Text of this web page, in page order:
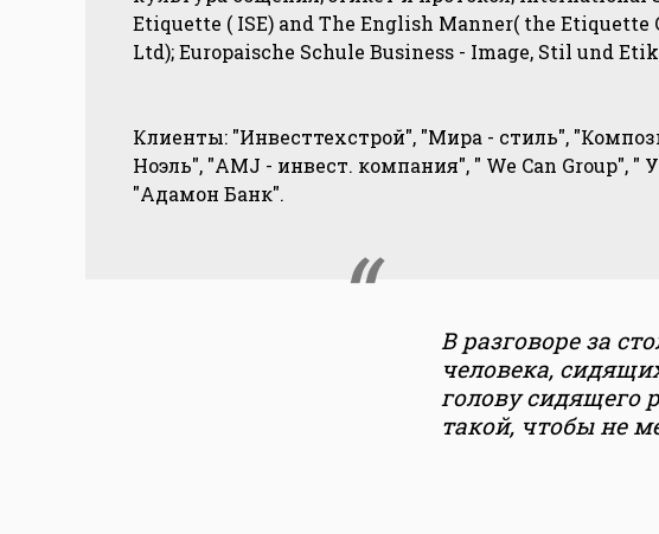
Etiquette ( ISE) and The English Manner( the Etiquette
Ltd); Europaische Schule Business - Image, Stil und
Клиенты: "Инвесттехстрой", "Мира - стиль",
Ноэль", "AMJ - инвест. компания", " We Can Group", "
"Адамон Банк".
В разговоре за
человека,
голову сидящего
такой, чтобы не